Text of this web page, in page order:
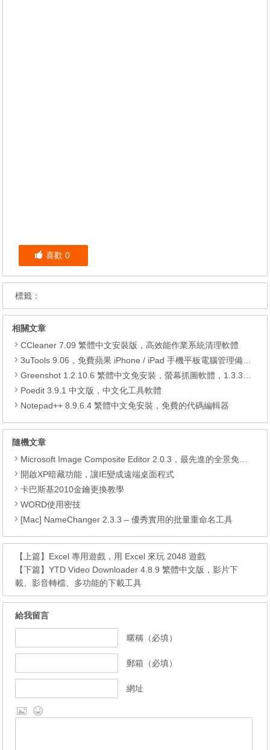
喜歡 0
標籤：
相關文章
CCleaner 7.09 繁體中文安裝版，高效能作業系統清理軟體
3uTools 9.06，免費蘋果 iPhone / iPad 手機平板電腦管理備份還原軟體
Greenshot 1.2.10.6 繁體中文免安裝，螢幕抓圖軟體，1.3.315 安裝版
Poedit 3.9.1 中文版，中文化工具軟體
Notepad++ 8.9.6.4 繁體中文免安裝，免費的代碼編輯器
隨機文章
Microsoft Image Composite Editor 2.0.3，最先進的全景免費拼接軟體
開啟XP暗藏功能，讓IE變成遠端桌面程式
卡巴斯基2010金鑰更換教學
WORD使用密技
[Mac] NameChanger 2.3.3 – 優秀實用的批量重命名工具
【上篇】 Excel 專用遊戲，用 Excel 來玩 2048 遊戲
【下篇】YTD Video Downloader 4.8.9 繁體中文版，影片下
載、影音轉檔、多功能的下載工具
給我留言
暱稱（必填）
郵箱（必填）
網址